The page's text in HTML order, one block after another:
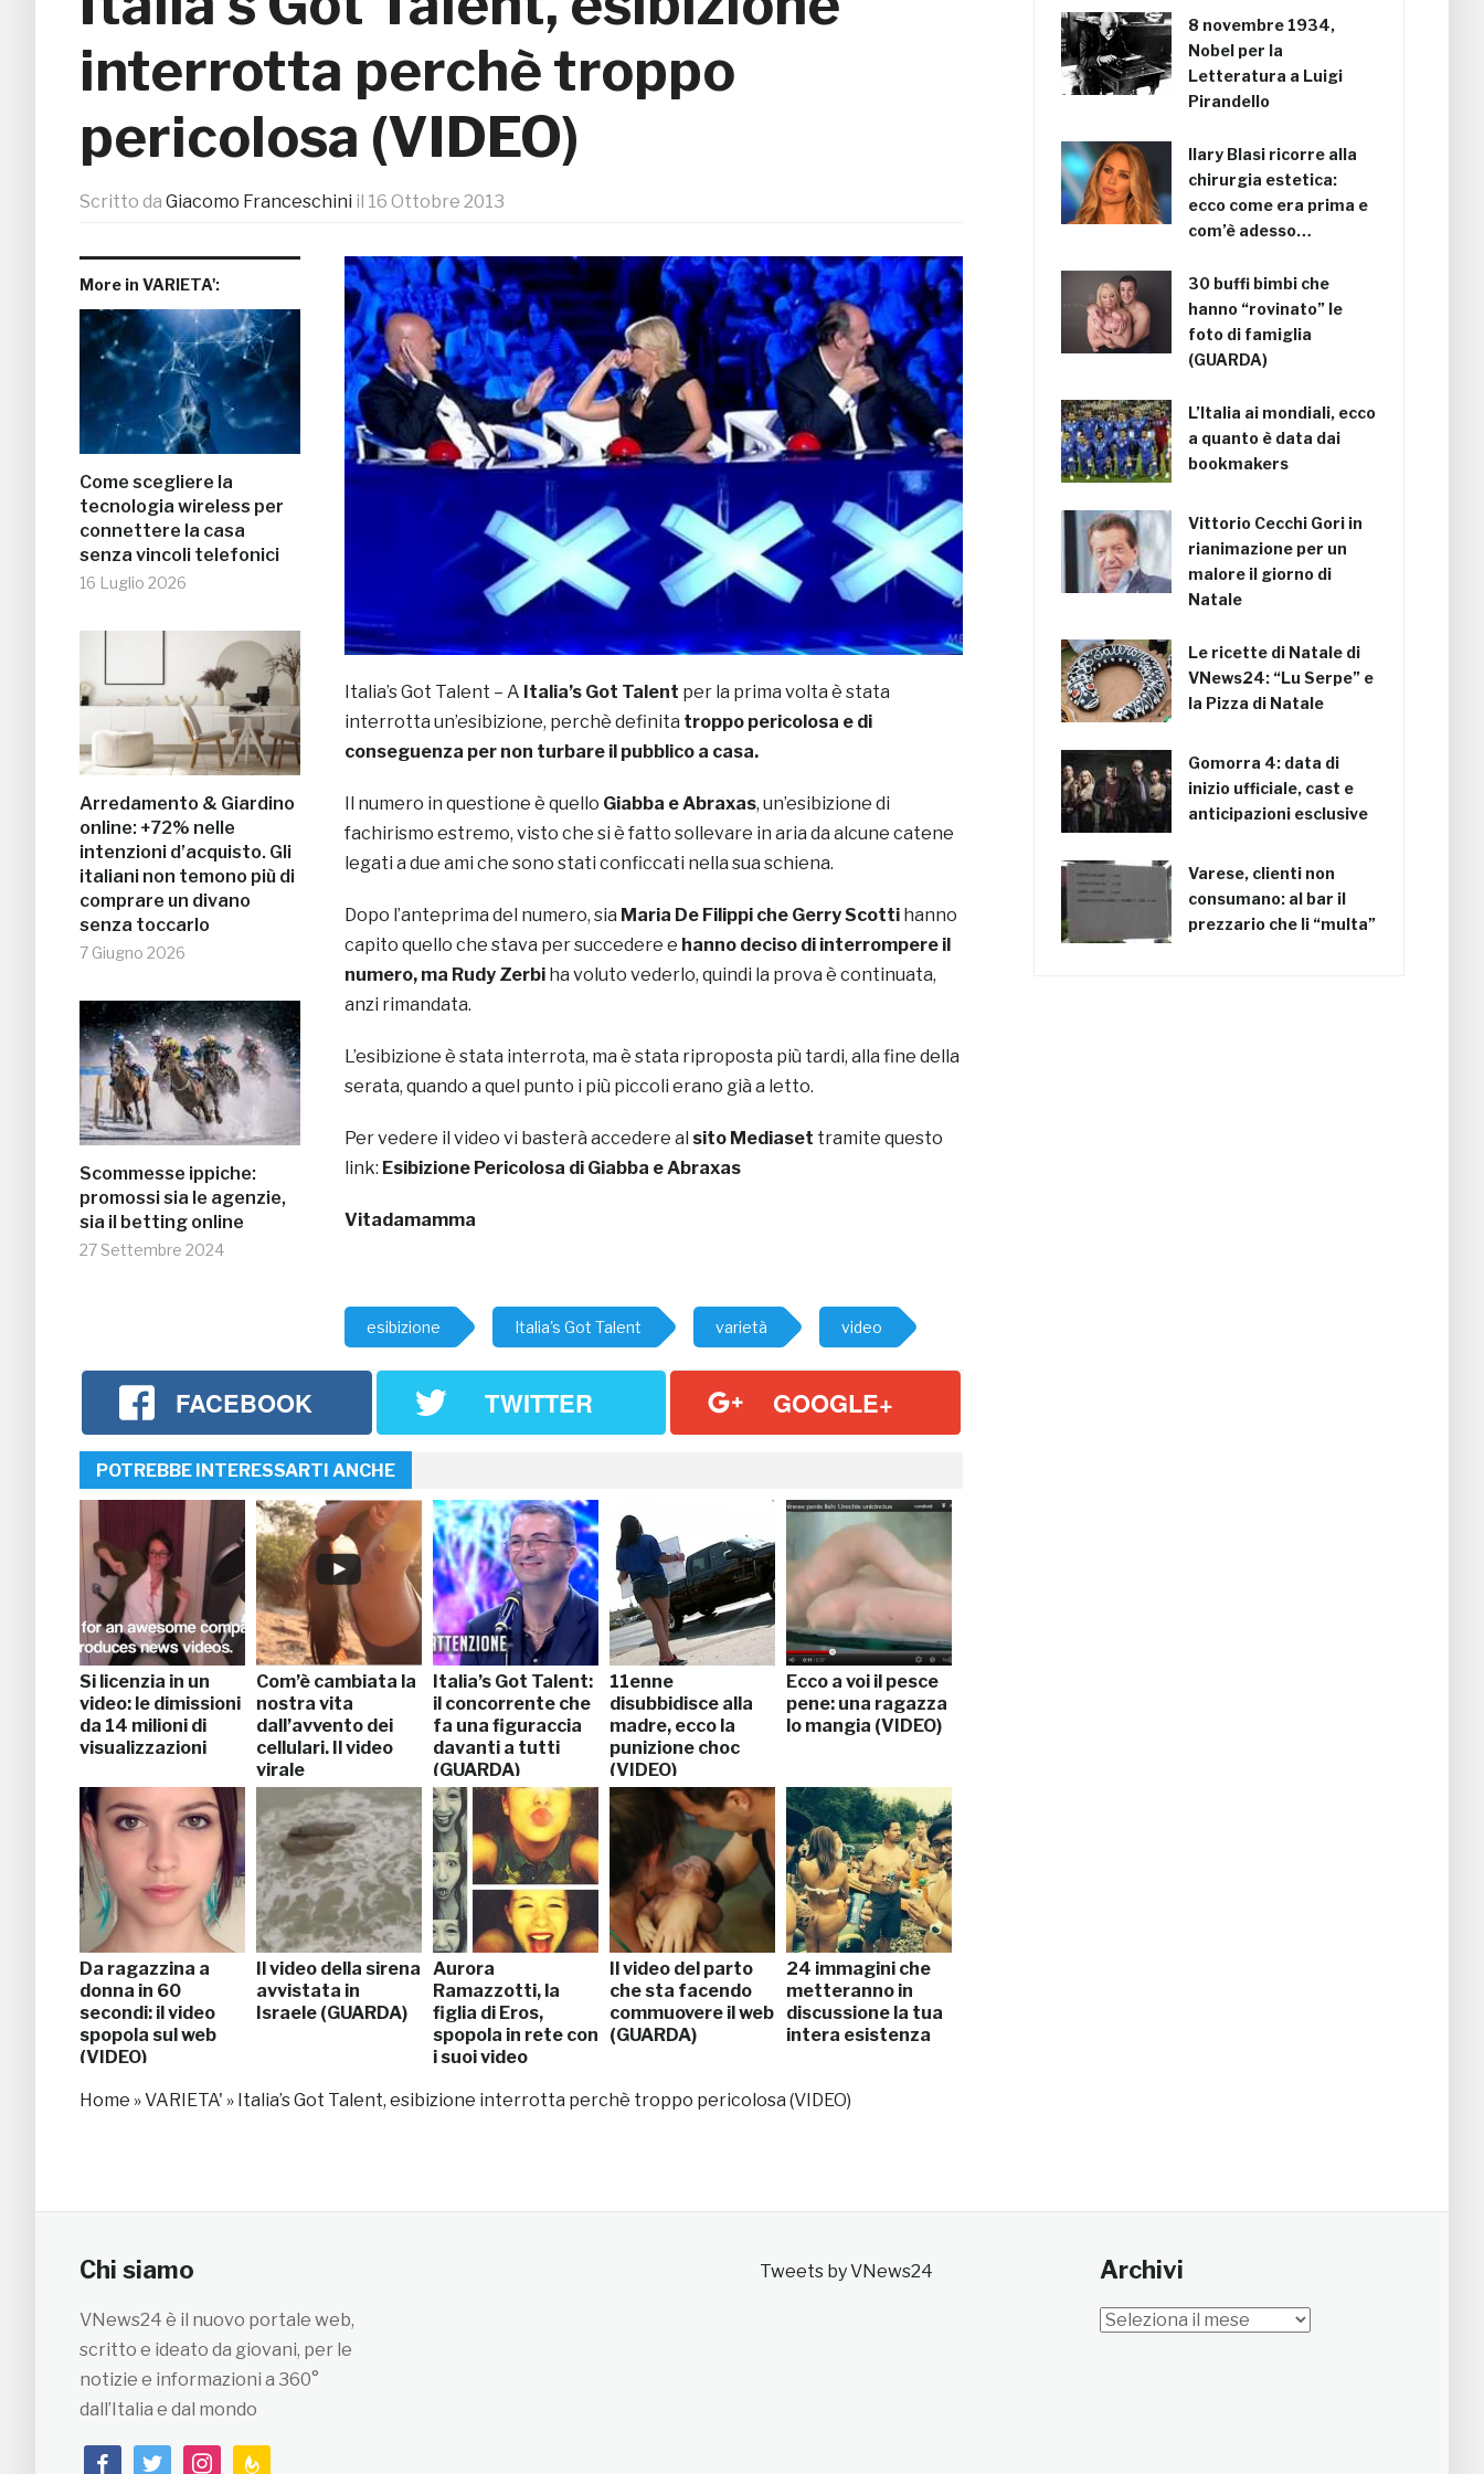
interrotta perchè troppo
pericolosa (VIDEO)
Scritto da Giacomo Franceschini il 16 Ottobre 2013
More in VARIETA':
Come scegliere la
tecnologia wireless per
connettere la casa
senza vincoli telefonici
16 Luglio 2026
Arredamento & Giardino
online: +72% nelle
intenzioni d’acquisto. Gli
italiani non temono più di
comprare un divano
senza toccarlo
7 Giugno 2026
Scommesse ippiche:
promossi sia le agenzie,
sia il betting online
27 Settembre 2024
Italia’s Got Talent – A Italia’s Got Talent per la prima volta è stata
interrotta un’esibizione, perchè definita troppo pericolosa e di
conseguenza per non turbare il pubblico a casa.
Il numero in questione è quello Giabba e Abraxas, un’esibizione di
fachirismo estremo, visto che si è fatto sollevare in aria da alcune catene
legati a due ami che sono stati conficcati nella sua schiena.
Dopo l’anteprima del numero, sia Maria De Filippi che Gerry Scotti hanno
capito quello che stava per succedere e hanno deciso di interrompere il
numero, ma Rudy Zerbi ha voluto vederlo, quindi la prova è continuata,
anzi rimandata.
L’esibizione è stata interrota, ma è stata riproposta più tardi, alla fine della
serata, quando a quel punto i più piccoli erano già a letto.
Per vedere il video vi basterà accedere al sito Mediaset tramite questo
link: Esibizione Pericolosa di Giabba e Abraxas
Vitadamamma
esibizione Italia's Got Talent varietà video
FACEBOOK TWITTER GOOGLE+
POTREBBE INTERESSARTI ANCHE
Si licenzia in un
video: le dimissioni
da 14 milioni di
visualizzazioni
Com’è cambiata la
nostra vita
dall’avvento dei
cellulari. Il video
virale
Italia’s Got Talent:
il concorrente che
fa una figuraccia
davanti a tutti
(GUARDA)
11enne
disubbidisce alla
madre, ecco la
punizione choc
(VIDEO)
Ecco a voi il pesce
pene: una ragazza
lo mangia (VIDEO)
Da ragazzina a
donna in 60
secondi: il video
spopola sul web
(VIDEO)
Il video della sirena
avvistata in
Israele (GUARDA)
Aurora
Ramazzotti, la
figlia di Eros,
spopola in rete con
i suoi video
Il video del parto
che sta facendo
commuovere il web
(GUARDA)
24 immagini che
metteranno in
discussione la tua
intera esistenza
Home »VARIETA' » Italia’s Got Talent, esibizione interrotta perchè troppo pericolosa (VIDEO)
8 novembre 1934,
Nobel per la
Letteratura a Luigi
Pirandello
Ilary Blasi ricorre alla
chirurgia estetica:
ecco come era prima e
com’è adesso…
30 buffi bimbi che
hanno “rovinato” le
foto di famiglia
(GUARDA)
L’Italia ai mondiali, ecco
a quanto è data dai
bookmakers
Vittorio Cecchi Gori in
rianimazione per un
malore il giorno di
Natale
Le ricette di Natale di
VNews24: “Lu Serpe” e
la Pizza di Natale
Gomorra 4: data di
inizio ufficiale, cast e
anticipazioni esclusive
Varese, clienti non
consumano: al bar il
prezzario che li “multa”
Chi siamo
VNews24 è il nuovo portale web,
scritto e ideato da giovani, per le
notizie e informazioni a 360°
dall’Italia e dal mondo
facebooktwitterinstagramfeedburner
Tweets by VNews24 Archivi
Archivi